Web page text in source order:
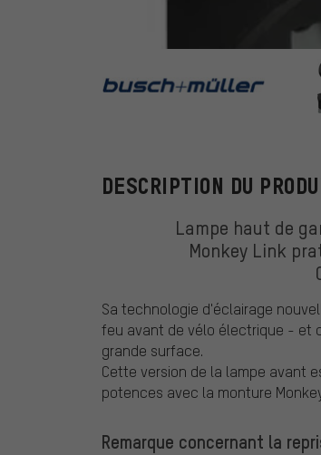
DESCRIPTION DU
Lampe haut de
Monkey Link
Sa technologie d'éclairage
feu avant de vélo électrique - et
grande surface.
Cette version de la lampe avant
potences avec la monture
Remarque concernant la